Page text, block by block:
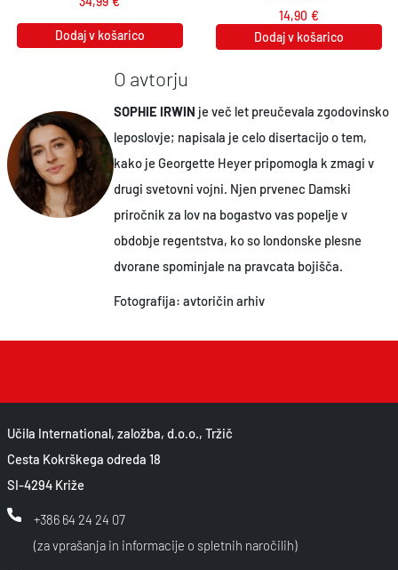
Dodaj v košarico
14,90 €
Dodaj v košarico
O avtorju
SOPHIE IRWIN je več let preučevala zgodovinsko
leposlovje; napisala je celo disertacijo o tem,
kako je Georgette Heyer pripomogla k zmagi v
drugi svetovni vojni. Njen prvenec Damski
priročnik za lov na bogastvo vas popelje v
obdobje regentstva, ko so londonske plesne
dvorane spominjale na pravcata bojišča.
Fotografija: avtoričin arhiv
Učila International, založba, d.o.o., Tržič
Cesta Kokrškega odreda 18
SI-4294 Križe
+386 64 24 24 07
(za vprašanja in informacije o spletnih naročilih)